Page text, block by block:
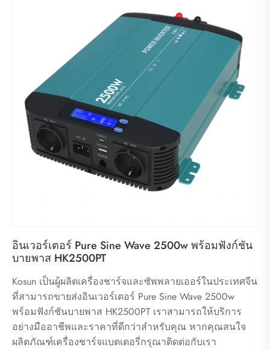
อินเวอร์เตอร์ Pure Sine Wave 2500w พร้อมฟังก์ชัน
บายพาส HK2500PT
Kosun เป็นผู้ผลิตเครื่องชาร์จและซัพพลายเออร์ในประเทศจีน
ที่สามารถขายส่งอินเวอร์เตอร์ Pure Sine Wave 2500w
พร้อมฟังก์ชันบายพาส HK2500PT เราสามารถให้บริการ
อย่างมืออาชีพและราคาที่ดีกว่าสำหรับคุณ หากคุณสนใจ
ผลิตภัณฑ์เครื่องชาร์จแบตเตอรี่กรุณาติดต่อกับเรา